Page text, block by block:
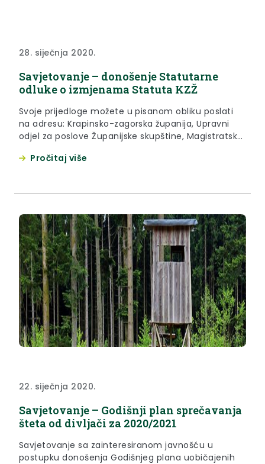
28. siječnja 2020.
Savjetovanje – donošenje Statutarne
odluke o izmjenama Statuta KZŽ
Svoje prijedloge možete u pisanom obliku poslati
na adresu: Krapinsko-zagorska županija, Upravni
odjel za poslove Županijske skupštine, Magistratska
ljiljana.malogorski@kzz.hr zaključno s danom 14.
Pročitaj više
22. siječnja 2020.
Savjetovanje – Godišnji plan sprečavanja
šteta od divljači za 2020/2021
Savjetovanje sa zainteresiranom javnošću u
postupku donošenja Godišnjeg plana uobičajenih